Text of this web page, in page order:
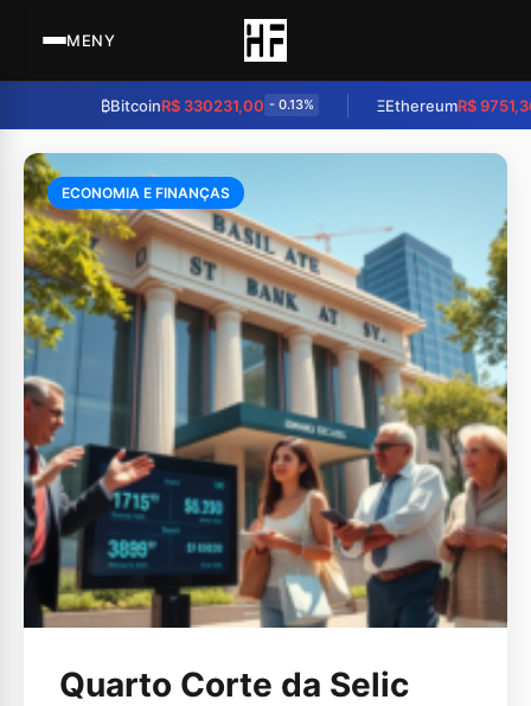
MENY
R$ 330231,00 - 0.13% ΞEthereum R$ 9751,36 - 0.37%
ECONOMIA E FINANÇAS
Quarto Corte da Selic